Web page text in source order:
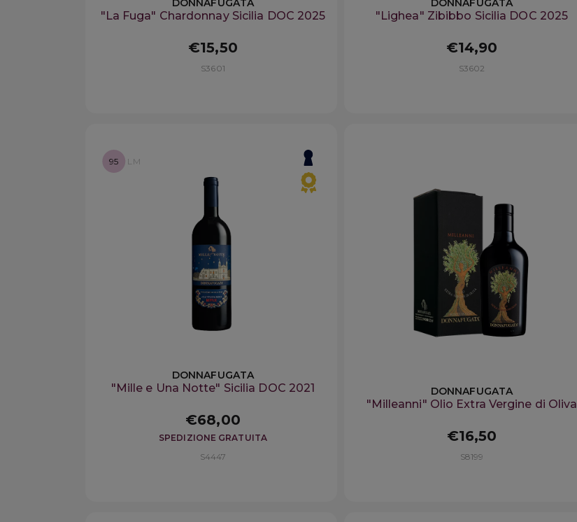
"La Fuga" Chardonnay Sicilia DOC 2025
€15,50
S3601
"Lighea" Zibibbo Sicilia DOC 2025
€14,90
S3602
95 LM
DONNAFUGATA
"Mille e Una Notte" Sicilia DOC 2021
€68,00
SPEDIZIONE GRATUITA
S4447
DONNAFUGATA
"Milleanni" Olio Extra Vergine di Oliva
€16,50
S8199